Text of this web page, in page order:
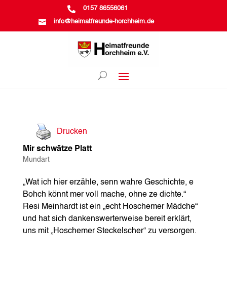
 0157 86556061
 info@heimatfreunde-horchheim.de
Drucken
Mir schwätze Platt
Mundart
„Wat ich hier erzähle, senn wahre Geschichte, e
Bohch könnt mer voll mache, ohne ze dichte.“
Resi Meinhardt ist ein „echt Hoschemer Mädche“
und hat sich dankenswerterweise bereit erklärt,
uns mit „Hoschemer Steckelscher“ zu versorgen.